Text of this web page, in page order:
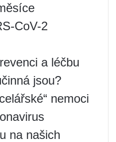
CoV-2
a léčbu
jsou?
nemoci
na našich